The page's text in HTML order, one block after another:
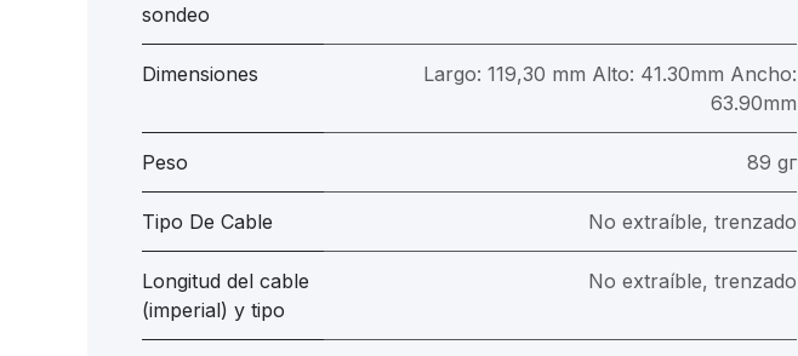
sondeo
Dimensiones
Largo: 119,30 mm Alto: 41.30mm Ancho:
63.90mm
Peso 89 gг
Tipo De Cable No extraíble, trenzado
Longitud del cable
(imperial) y tipo
No extraíble, trenzado